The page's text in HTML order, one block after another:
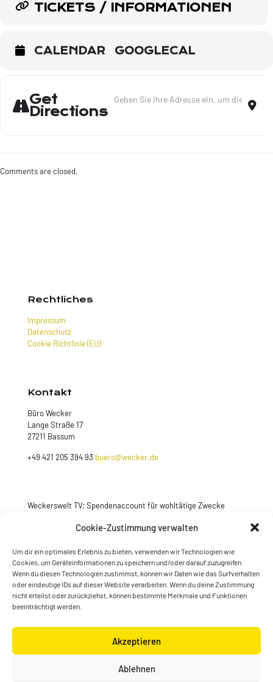
Cookie-Zustimmung verwalten
Um dir ein optimales Erlebnis zu bieten, verwenden wir Technologien wie
Cookies, um Geräteinformationen zu speichern und/oder darauf zuzugreifen.
Wenn du diesen Technologien zustimmst, können wir Daten wie das Surfverhalten
oder eindeutige IDs auf dieser Website verarbeiten. Wenn du deine Zustimmung
nicht erteilst oder zurückziehst, können bestimmte Merkmale und Funktionen
beeinträchtigt werden.
Akzeptieren
Ablehnen
TICKETS / INFORMATIONEN
CALENDAR GOOGLECAL
Get
Directions
Comments are closed.
Rechtliches
Impressum
Datenschutz
Cookie Richtlinie (EU)
Kontakt
Büro Wecker
Lange Straße 17
27211 Bassum
+49 421 205 394 93 buero@wecker.de
Weckerswelt TV: Spendenaccount für wohltätige Zwecke
Jetzt spenden
© Konstantin Wecker | gestaltet von